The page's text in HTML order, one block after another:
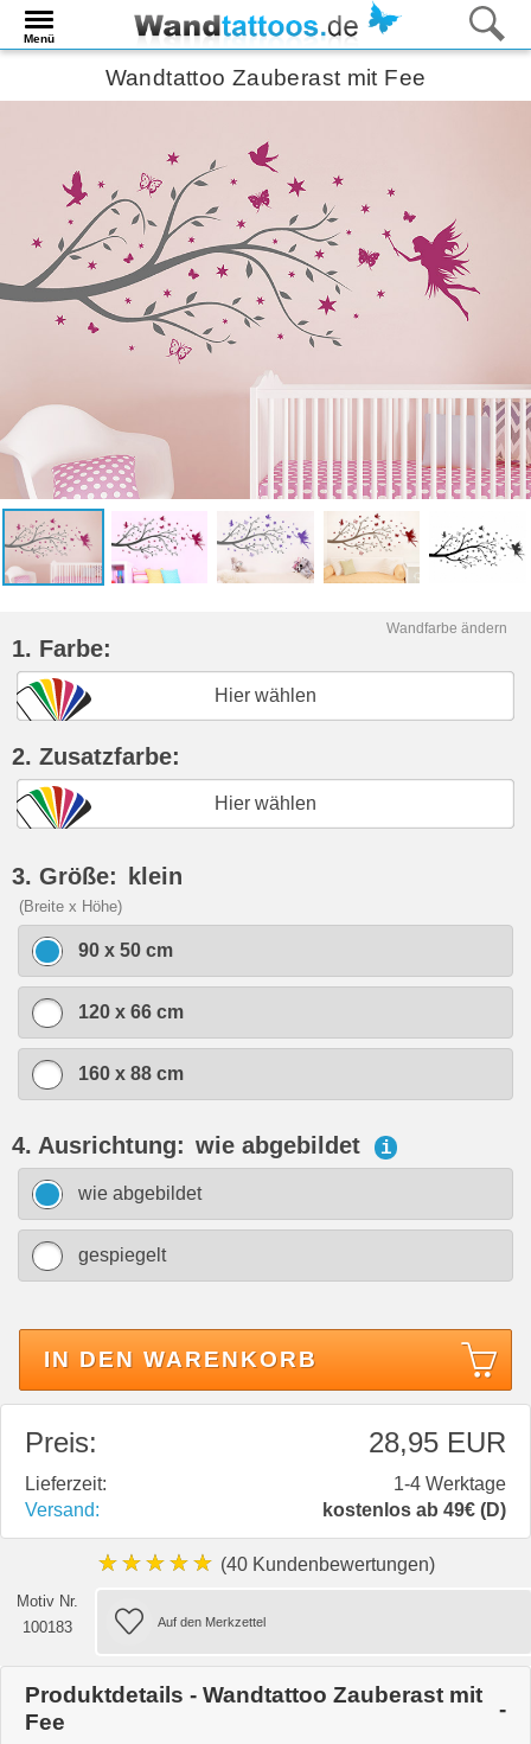
Menü
Wandtattoo Zauberast mit Fee
Wandfarbe ändern
1. Farbe:
Hier wählen
2. Zusatzfarbe:
Hier wählen
3. Größe: klein
(Breite x Höhe)
90 x 50 cm
120 x 66 cm
160 x 88 cm
4. Ausrichtung: wie abgebildet i
wie abgebildet
gespiegelt
IN DEN WARENKORB
Preis: 28,95 EUR
Lieferzeit:
1-4 Werktage
Versand:
kostenlos ab 49€ (D)
★★★★★ (40 Kundenbewertungen)
Motiv Nr.
100183
Produktdetails - Wandtattoo Zauberast mit
Fee